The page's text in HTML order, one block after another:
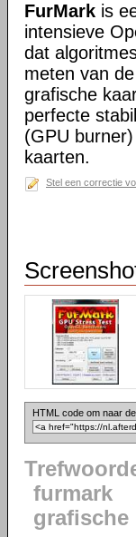
FurMark is
intensieve
dat
meten van
grafische
perfecte
(GPU
kaarten.
Stel een correctie
HTML code om naar
furmark
grafische